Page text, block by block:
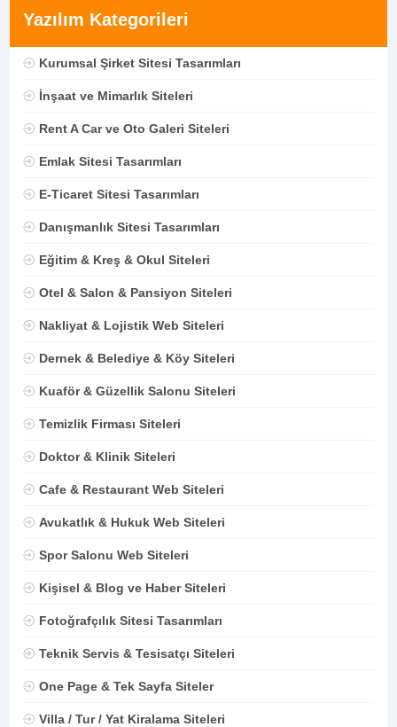
Yazılım Kategorileri
Kurumsal Şirket Sitesi Tasarımları
İnşaat ve Mimarlık Siteleri
Rent A Car ve Oto Galeri Siteleri
Emlak Sitesi Tasarımları
E-Ticaret Sitesi Tasarımları
Danışmanlık Sitesi Tasarımları
Eğitim & Kreş & Okul Siteleri
Otel & Salon & Pansiyon Siteleri
Nakliyat & Lojistik Web Siteleri
Dernek & Belediye & Köy Siteleri
Kuaför & Güzellik Salonu Siteleri
Temizlik Firması Siteleri
Doktor & Klinik Siteleri
Cafe & Restaurant Web Siteleri
Avukatlık & Hukuk Web Siteleri
Spor Salonu Web Siteleri
Kişisel & Blog ve Haber Siteleri
Fotoğrafçılık Sitesi Tasarımları
Teknik Servis & Tesisatçı Siteleri
One Page & Tek Sayfa Siteler
Villa / Tur / Yat Kiralama Siteleri